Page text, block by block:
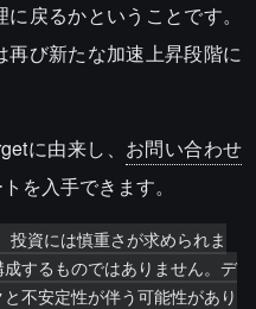
戻るかということです。
再び新たな加速上昇段階に
に由来し、 お問い合わせ
を入手できます。
投資には慎重さが求められま
するものではありません。デ
不安定性が伴う可能性があり